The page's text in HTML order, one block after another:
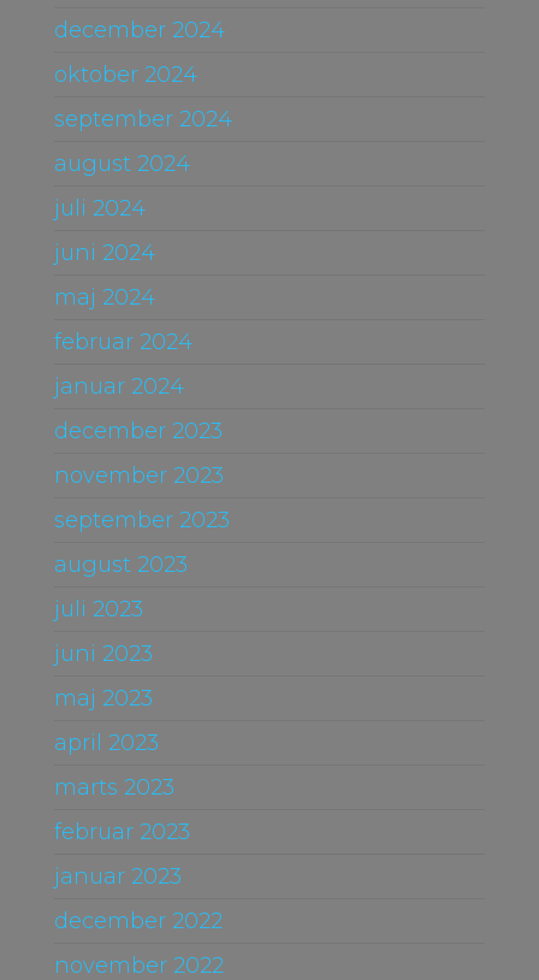
december 2024
oktober 2024
september 2024
august 2024
juli 2024
juni 2024
maj 2024
februar 2024
januar 2024
december 2023
november 2023
september 2023
august 2023
juli 2023
juni 2023
maj 2023
april 2023
marts 2023
februar 2023
januar 2023
december 2022
november 2022